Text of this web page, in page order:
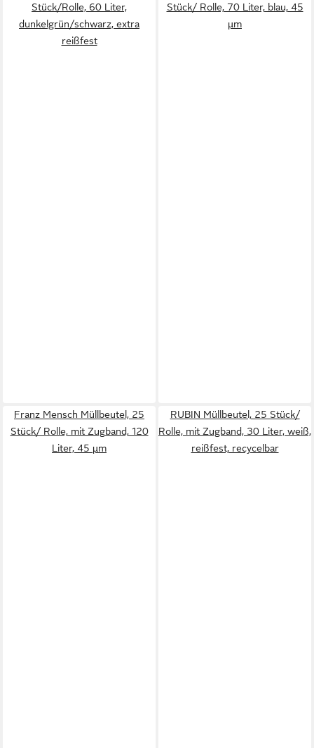
Stück/Rolle, 60 Liter,
dunkelgrün/schwarz, extra
reißfest
Stück/ Rolle, 70 Liter, blau, 45
µm
Franz Mensch Müllbeutel, 25
Stück/ Rolle, mit Zugband, 120
Liter, 45 µm
RUBIN Müllbeutel, 25 Stück/
Rolle, mit Zugband, 30 Liter, weiß,
reißfest, recycelbar